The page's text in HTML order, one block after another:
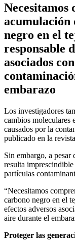
Necesitamos
acumulación
negro en el
responsable
asociados
embarazo
Los investigadores
cambios moleculares
causados por la
publicado en la
Sin embargo, a pesar
resulta imprescindible
partículas
“Necesitamos
carbono negro en el
efectos adversos
aire durante el
Proteger las